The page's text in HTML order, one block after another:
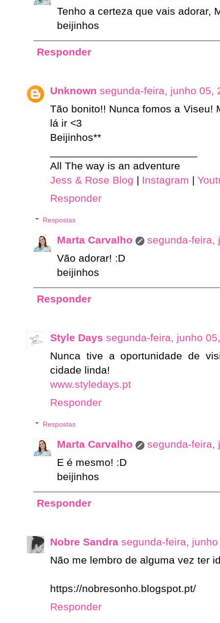
Tenho a certeza que vais adorar,
beijinhos
Responder
Unknown segunda-feira, junho 05,
Tão bonito!! Nunca fomos a Viseu!
lá ir <3
Beijinhos**
All The way is an adventure
Jess & Rose Blog | Instagram |
Responder
Respostas
Marta Carvalho
segunda-feira,
Vão adorar! :D
beijinhos
Responder
Style Days segunda-feira, junho
Nunca tive a oportunidade de
cidade linda!
www.styledays.pt
Responder
Respostas
Marta Carvalho
segunda-feira,
E é mesmo! :D
beijinhos
Responder
Nobre Sandra segunda-feira,
Não me lembro de alguma vez ter
https://nobresonho.blogspot.pt/
Responder